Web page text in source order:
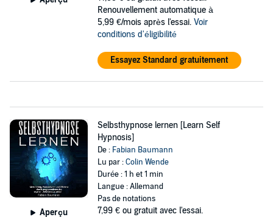
Renouvellement automatique à
5,99 €/mois après l'essai. Voir
conditions d'éligibilité
Essayez Standard gratuitement
Aperçu
Selbsthypnose lernen [Learn Self
Hypnosis]
De : Fabian Baumann
Lu par :Colin Wende
Durée : 1 h et 1 min
Langue : Allemand
Pas de notations
7,99 € ou gratuit avec l'essai.